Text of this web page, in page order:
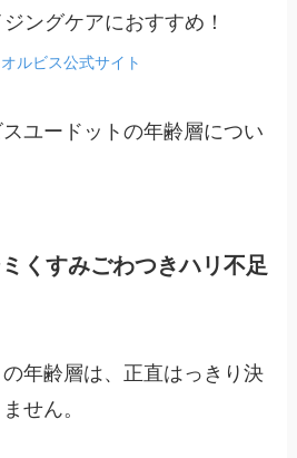
オルビス公式サイト
ユードットの年齢層につい
くすみごわつきハリ不足
年齢層は、正直はっきり決
せん。